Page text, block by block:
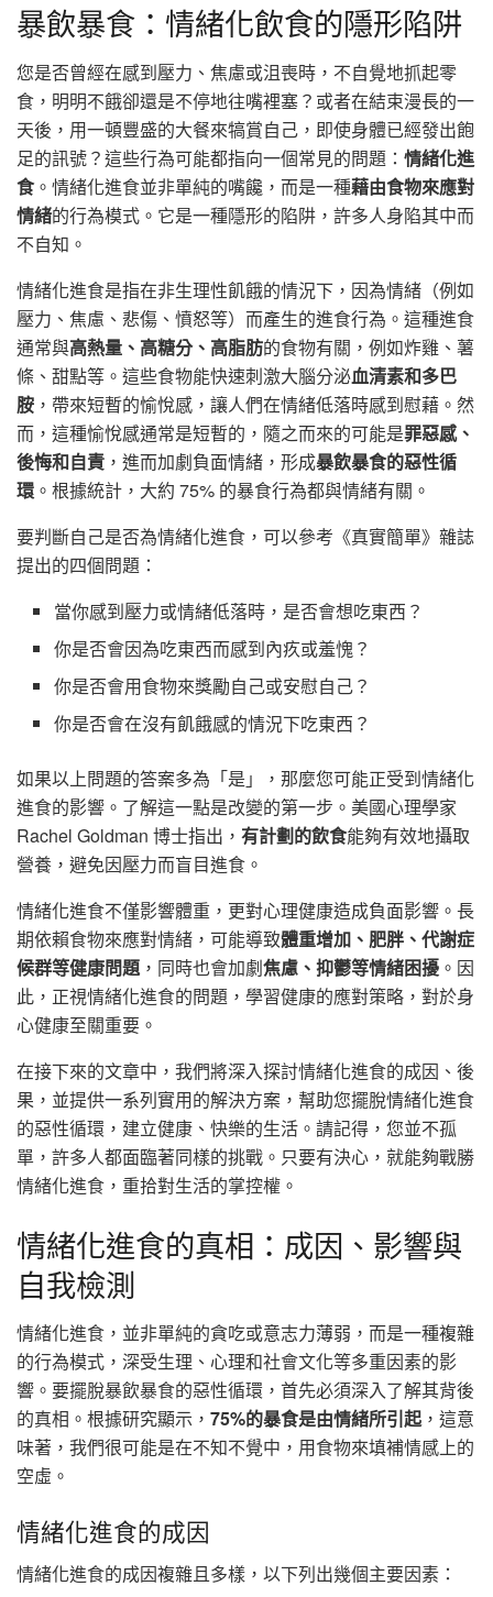
暴飲暴食：情緒化飲食的隱形陷阱
您是否曾經在感到壓力、焦慮或沮喪時，不自覺地抓起零
食，明明不餓卻還是不停地往嘴裡塞？或者在結束漫長的一
天後，用一頓豐盛的大餐來犒賞自己，即使身體已經發出飽
足的訊號？這些行為可能都指向一個常見的問題： 情緒化進
食。情緒化進食並非單純的嘴饞，而是一種藉由食物來應對
情緒的行為模式。它是一種隱形的陷阱，許多人身陷其中而
不自知。
情緒化進食是指在非生理性飢餓的情況下，因為情緒（例如
壓力、焦慮、悲傷、憤怒等）而產生的進食行為。這種進食
通常與高熱量、高糖分、高脂肪的食物有關，例如炸雞、薯
條、甜點等。這些食物能快速刺激大腦分泌血清素和多巴
胺 ，帶來短暫的愉悅感，讓人們在情緒低落時感到慰藉。然
而，這種愉悅感通常是短暫的，隨之而來的可能是罪惡感、
後悔和自責 ，進而加劇負面情緒，形成暴飲暴食的惡性循
環 。根據統計，大約 75% 的暴食行為都與情緒有關。
要判斷自己是否為情緒化進食，可以參考《真實簡單》雜誌
提出的四個問題：
當你感到壓力或情緒低落時，是否會想吃東西？
你是否會因為吃東西而感到內疚或羞愧？
你是否會用食物來獎勵自己或安慰自己？
你是否會在沒有飢餓感的情況下吃東西？
如果以上問題的答案多為「是」，那麼您可能正受到情緒化
進食的影響。了解這一點是改變的第一步。美國心理學家
Rachel Goldman 博士指出， 有計劃的飲食能夠有效地攝取
營養，避免因壓力而盲目進食。
情緒化進食不僅影響體重，更對心理健康造成負面影響。長
期依賴食物來應對情緒，可能導致體重增加、肥胖、代謝症
候群等健康問題，同時也會加劇焦慮、抑鬱等情緒困擾 。因
此，正視情緒化進食的問題，學習健康的應對策略，對於身
心健康至關重要。
在接下來的文章中，我們將深入探討情緒化進食的成因、後
果，並提供一系列實用的解決方案，幫助您擺脫情緒化進食
的惡性循環，建立健康、快樂的生活。請記得，您並不孤
單，許多人都面臨著同樣的挑戰。只要有決心，就能夠戰勝
情緒化進食，重拾對生活的掌控權。
情緒化進食的真相：成因、影響與
自我檢測
情緒化進食，並非單純的貪吃或意志力薄弱，而是一種複雜
的行為模式，深受生理、心理和社會文化等多重因素的影
響。要擺脫暴飲暴食的惡性循環，首先必須深入了解其背後
的真相。根據研究顯示， 75%的暴食是由情緒所引起，這意
味著，我們很可能是在不知不覺中，用食物來填補情感上的
空虛。
情緒化進食的成因
情緒化進食的成因複雜且多樣，以下列出幾個主要因素：